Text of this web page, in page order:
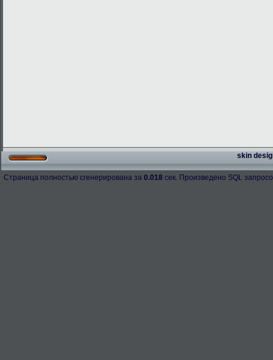
skin
Страница полностью сгенерирована за 0.018 сек. Произведено SQL